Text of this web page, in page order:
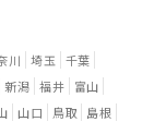
川 埼玉
千葉
新潟 福井
富山
山口 鳥取
島根